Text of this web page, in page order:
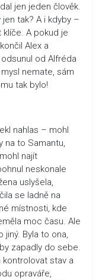
jen jeden člověk.
tak? A i kdyby –
A pokud je
Alex a
od Alfréda
nemate, sám
tak bylo!
nahlas – mohl
na to Samantu,
najít
neskonale
uslyšela,
se ladně na
místnosti, kde
moc času. Ale
Byla to ona,
zapadly do sebe.
stav a
opraváře,